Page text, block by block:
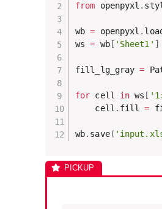
from openpyxl .
wb = openpyxl .
ws = wb[ 'Sheet1' ]
fill_lg_gray =
for cell in ws [
    cell
. fill =
wb. save(